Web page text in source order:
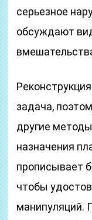
серьезное
обсуждают
задача,
другие
назначения
прописывает
чтобы
манипуляций.